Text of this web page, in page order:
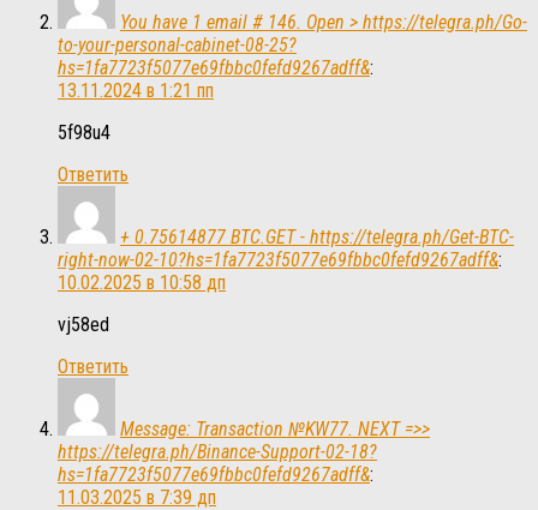
You have 1 email # 146. Open > https://telegra.ph/Go-
to-your-personal-cabinet-08-25?
hs=1fa7723f5077e69fbbc0fefd9267adff&:
13.11.2024 в 1:21 пп
5f98u4
Ответить
+ 0.75614877 BTC.GET - https://telegra.ph/Get-BTC-
right-now-02-10?hs=1fa7723f5077e69fbbc0fefd9267adff&:
10.02.2025 в 10:58 дп
vj58ed
Ответить
Message: Transaction №KW77. NEXT =>>
https://telegra.ph/Binance-Support-02-18?
hs=1fa7723f5077e69fbbc0fefd9267adff&:
11.03.2025 в 7:39 дп